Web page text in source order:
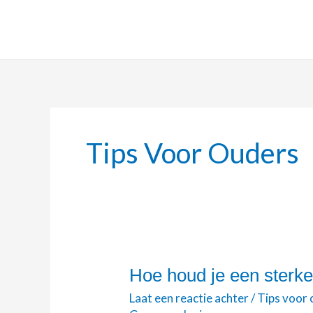
Tips Voor Ouders
Hoe houd je een
Laat een reactie achter/Tips voor
Hoe
houd